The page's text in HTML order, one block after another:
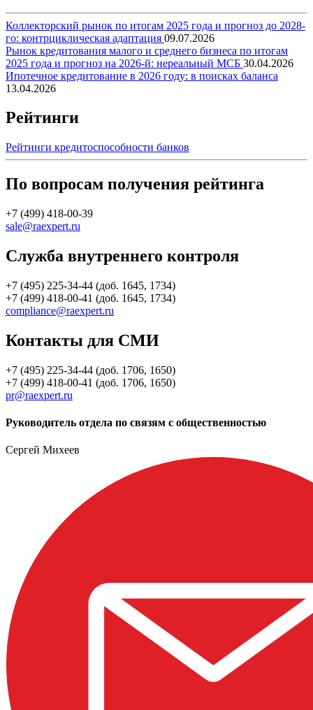
Коллекторский рынок по итогам 2025 года и прогноз до 2028-
го: контрциклическая адаптация 09.07.2026
Рынок кредитования малого и среднего бизнеса по итогам
2025 года и прогноз на 2026-й: нереальный МСБ 30.04.2026
Ипотечное кредитование в 2026 году: в поисках баланса
13.04.2026
Рейтинги
Рейтинги кредитоспособности банков
По вопросам получения рейтинга
+7 (499) 418-00-39
sale@raexpert.ru
Служба внутреннего контроля
+7 (495) 225-34-44 (доб. 1645, 1734)
+7 (499) 418-00-41 (доб. 1645, 1734)
compliance@raexpert.ru
Контакты для СМИ
+7 (495) 225-34-44 (доб. 1706, 1650)
+7 (499) 418-00-41 (доб. 1706, 1650)
pr@raexpert.ru
Руководитель отдела по связям с общественностью
Сергей Михеев